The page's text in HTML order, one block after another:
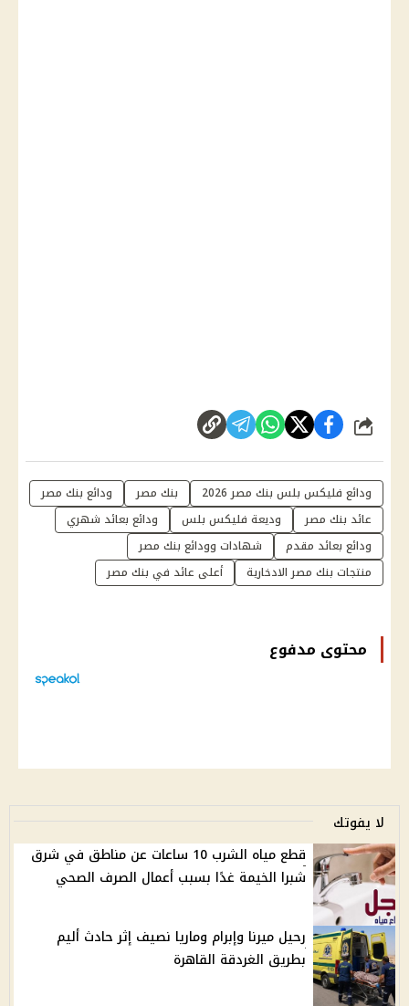
شارك
ودائع فليكس بلس بنك مصر 2026 بنك مصر
ودائع بنك مصر
عائد بنك مصر
وديعة فليكس بلس
ودائع بعائد شهري
ودائع بعائد مقدم
شهادات وودائع بنك مصر
منتجات بنك مصر الادخارية
أعلى عائد في بنك مصر
محتوى مدفوع
لا يفوتك
قطع مياه الشرب 10 ساعات عن مناطق في شرق
شبرا الخيمة غدًا بسبب أعمال الصرف الصحي
رحيل ميرنا وإبرام وماريا نصيف إثر حادث أليم
بطريق الغردقة القاهرة